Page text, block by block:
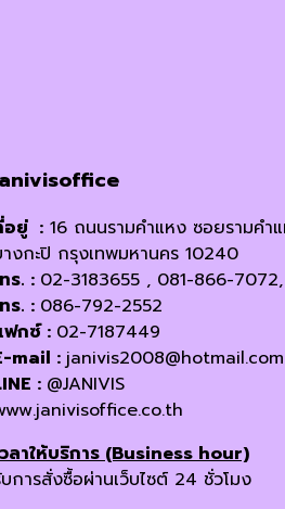
อยู่ : 16 ถนนรามคำแหง ซอยรามค
งกะปิ กรุงเทพมหานคร 10240
ร. : 02-3183655 , 081-866-7072,
ร. : 086-792-2552
กซ์ : 02-7187449
mail : janivis2008@hotmail.com
: @JANIVIS
ลาให้บริการ (Business hour)
การสั่งซื้อผ่านเว็บไซต์ 24 ชั่วโมง